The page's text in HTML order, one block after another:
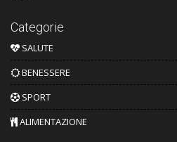
Categorie
SALUTE
BENESSERE
SPORT
ALIMENTAZIONE